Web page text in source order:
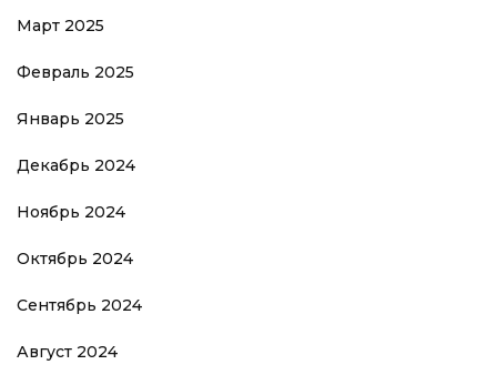
Март 2025
Февраль 2025
Январь 2025
Декабрь 2024
Ноябрь 2024
Октябрь 2024
Сентябрь 2024
Август 2024